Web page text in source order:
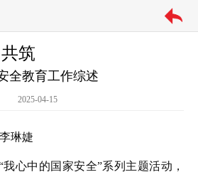
筑
教育工作综述
2025-04-15
琳婕
心中的国家安全”系列主题活动，